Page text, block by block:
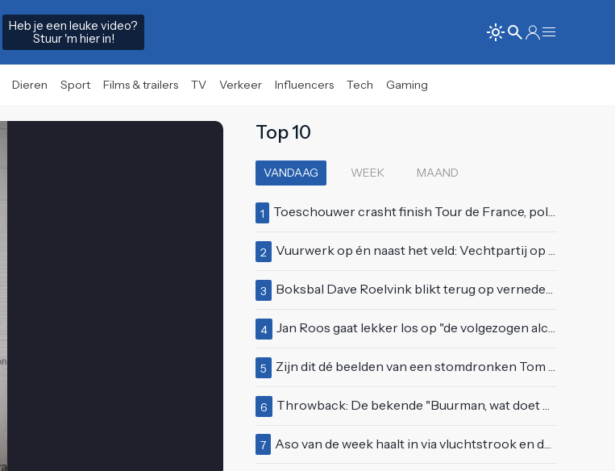
Heb je een leuke video?
Stuur 'm hier in!
Dieren Sport Films & trailers TV Verkeer Influencers Tech Gaming
Top 10
VANDAAG WEEK MAAND
1 Toeschouwer crasht finish Tour de France, politie deelt bodycheck uit
2 Vuurwerk op én naast het veld: Vechtpartij op Ajax-tribune tussen supporters en stewards
3 Boksbal Dave Roelvink blikt terug op vernedering na z'n gevecht met Melvin Manhoef
4 Jan Roos gaat lekker los op "de volgezogen alcoholspons" Robert Jensen
5 Zijn dit dé beelden van een stomdronken Tom Waes vlak voordat hij in z'n auto stapte?
6 Throwback: De bekende "Buurman, wat doet u nu?"-scène uit Flodder met Tatjana Šimić
7 Aso van de week haalt in via vluchtstrook en deelt gevaarlijke brake check uit